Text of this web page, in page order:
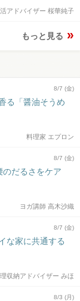
アドバイザー 桜華純子
もっと見る
8/7 (金)
る「醤油そうめ
料理家 エプロン
8/7 (金)
だるさをケア
ヨガ講師 高木沙織
8/7 (金)
な家に共通する
収納アドバイザー みほ
8/3 (月)